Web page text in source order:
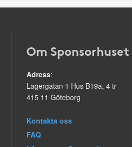
Om Sponsorhuset
Adress:
Lagergatan 1 Hus B19a, 4 tr
415 11 Göteborg
Kontakta oss
FAQ